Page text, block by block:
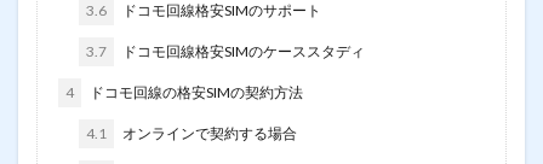
3.6 ドコモ回線格安SIMのサポート
3.7 ドコモ回線格安SIMのケーススタディ
4 ドコモ回線の格安SIMの契約方法
4.1 オンラインで契約する場合